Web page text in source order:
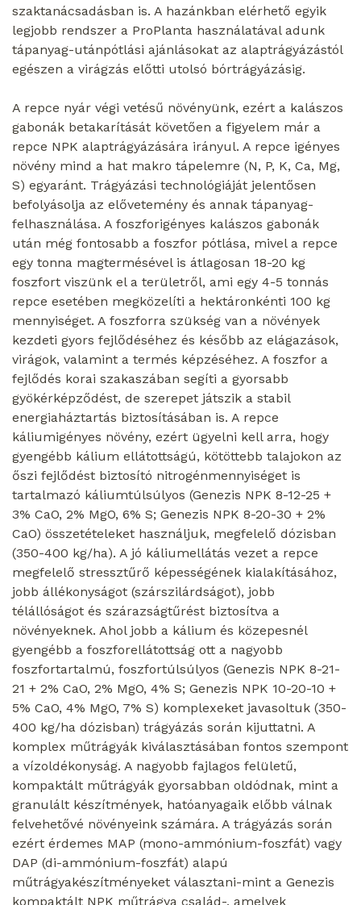
szaktanácsadásban is. A hazánkban elérhető egyik
legjobb rendszer a ProPlanta használatával adunk
tápanyag-utánpótlási ajánlásokat az alaptrágyázástól
egészen a virágzás előtti utolsó bórtrágyázásig.
A repce nyár végi vetésű növényünk, ezért a kalászos
gabonák betakarítását követően a figyelem már a
repce NPK alaptrágyázására irányul. A repce igényes
növény mind a hat makro tápelemre (N, P, K, Ca, Mg,
S) egyaránt. Trágyázási technológiáját jelentősen
befolyásolja az elővetemény és annak tápanyag-
felhasználása. A foszforigényes kalászos gabonák
után még fontosabb a foszfor pótlása, mivel a repce
egy tonna magtermésével is átlagosan 18-20 kg
foszfort viszünk el a területről, ami egy 4-5 tonnás
repce esetében megközelíti a hektáronkénti 100 kg
mennyiséget. A foszforra szükség van a növények
kezdeti gyors fejlődéséhez és később az elágazások,
virágok, valamint a termés képzéséhez. A foszfor a
fejlődés korai szakaszában segíti a gyorsabb
gyökérképződést, de szerepet játszik a stabil
energiaháztartás biztosításában is. A repce
káliumigényes növény, ezért ügyelni kell arra, hogy
gyengébb kálium ellátottságú, kötöttebb talajokon az
őszi fejlődést biztosító nitrogénmennyiséget is
tartalmazó káliumtúlsúlyos (Genezis NPK 8-12-25 +
3% CaO, 2% MgO, 6% S; Genezis NPK 8-20-30 + 2%
CaO) összetételeket használjuk, megfelelő dózisban
(350-400 kg/ha). A jó káliumellátás vezet a repce
megfelelő stressztűrő képességének kialakításához,
jobb állékonyságot (szárszilárdságot), jobb
télállóságot és szárazságtűrést biztosítva a
növényeknek. Ahol jobb a kálium és közepesnél
gyengébb a foszforellátottság ott a nagyobb
foszfortartalmú, foszfortúlsúlyos (Genezis NPK 8-21-
21 + 2% CaO, 2% MgO, 4% S; Genezis NPK 10-20-10 +
5% CaO, 4% MgO, 7% S) komplexeket javasoltuk (350-
400 kg/ha dózisban) trágyázás során kijuttatni. A
komplex műtrágyák kiválasztásában fontos szempont
a vízoldékonyság. A nagyobb fajlagos felületű,
kompaktált műtrágyák gyorsabban oldódnak, mint a
granulált készítmények, hatóanyagaik előbb válnak
felvehetővé növényeink számára. A trágyázás során
ezért érdemes MAP (mono-ammónium-foszfát) vagy
DAP (di-ammónium-foszfát) alapú
műtrágyakészítményeket választani-mint a Genezis
kompaktált NPK műtrágya család-, amelyek